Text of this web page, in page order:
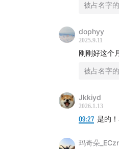
【找到我们】
小红书：
合作邮箱：
小宇宙丨网易云
被占名字
dophyy
2025.9.11
刚刚好这个
被占名字
Jkkiyd
2026.1.13
09:27 是的
玛奇朵